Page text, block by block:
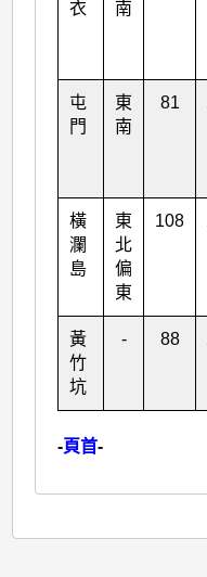
衣
南
屯
門
東
南
81
橫
瀾
島
東
北
偏
東
108
黃
竹
坑
- 88
-頁首-